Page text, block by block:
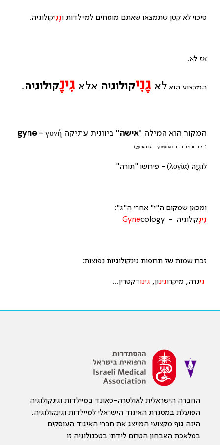
סיכוי לא קטן שתמצאו שאתם מומחים למיילדות וגֶנִיקולוגיה.
אז לא.
המקצוע הוא לא גֶנִיקולוגיה אלא גִינֶקולוגיה.
המקור הוא המילה "אישה" ביוונית עתיקה gyne- γυνή
(ביוונית מודרנית gynaika - γυναίκα)
לוֹגְיָה (λογία) - פירושו "תורה"
ומכאן שמקום ה"י" אחרי ה"ג":
גִינֶקולוגיה - Gynecology
זכרו שמות של תרופות גינקולוגיות נפוצות:
גינרה, מיקרוגינון, גינודקטרין...
החברה הישראלית לאולטרה-סאונד במיילדות וגינקולוגיה
הפועלת במסגרת האיגוד הישראלי למיילדות וגינקולוגיה,
הינה גוף מקצועי המייצג את חברי האיגוד העוסקים
במלאכת האבחון הטרום לידתי בטכנולוגיה זו